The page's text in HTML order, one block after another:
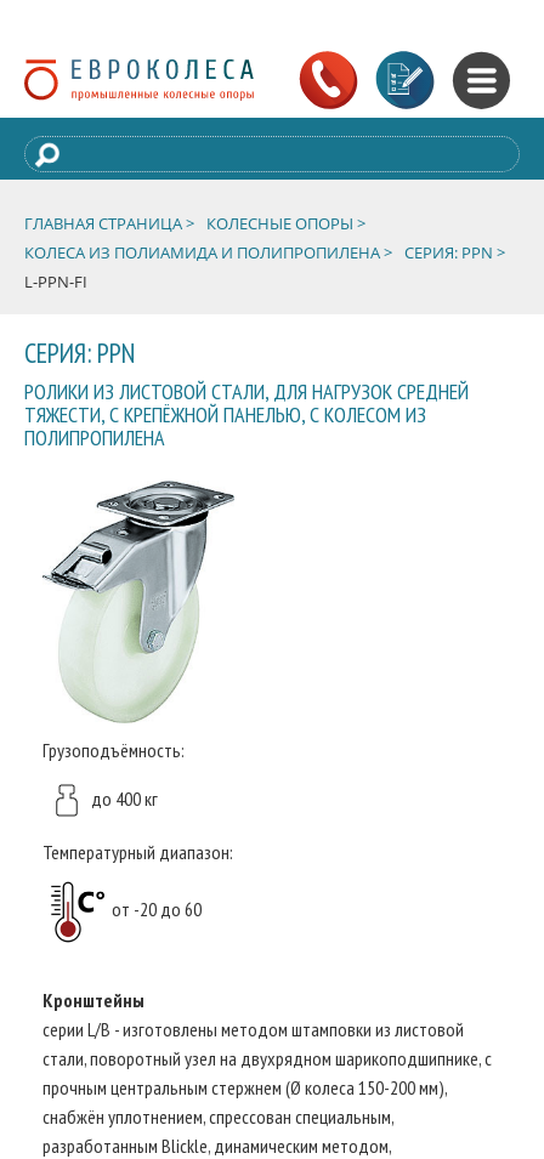
ГЛАВНАЯ СТРАНИЦА >
КОЛЕСНЫЕ ОПОРЫ >
КОЛЕСА ИЗ ПОЛИАМИДА И ПОЛИПРОПИЛЕНА > СЕРИЯ: PPN >
L-PPN-FI
СЕРИЯ: PPN
РОЛИКИ ИЗ ЛИСТОВОЙ СТАЛИ, ДЛЯ НАГРУЗОК СРЕДНЕЙ
ТЯЖЕСТИ, С КРЕПЁЖНОЙ ПАНЕЛЬЮ, С КОЛЕСОМ ИЗ
ПОЛИПРОПИЛЕНА
Грузоподъёмность:
до 400 кг
Температурный диапазон:
от -20 до 60
Кронштейны
серии L/B - изготовлены методом штамповки из листовой
стали, поворотный узел на двухрядном шарикоподшипнике, с
прочным центральным стержнем (Ø колеса 150-200 мм),
снабжён уплотнением, спрессован специальным,
разработанным Blickle, динамическим методом,